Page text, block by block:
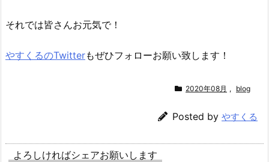
それでは皆さんお元気で！
やすくるのTwitterもぜひフォローお願い致します！
2020年08月 , blog
Posted by やすくる
よろしければシェアお願いします